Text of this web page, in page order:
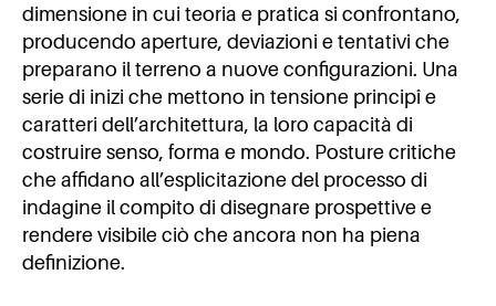
dimensione in cui teoria e pratica si confrontano,
producendo aperture, deviazioni e tentativi che
preparano il terreno a nuove configurazioni. Una
serie di inizi che mettono in tensione principî e
caratteri dell’architettura, la loro capacità di
costruire senso, forma e mondo. Posture critiche
che affidano all’esplicitazione del processo di
indagine il compito di disegnare prospettive e
rendere visibile ciò che ancora non ha piena
definizione.